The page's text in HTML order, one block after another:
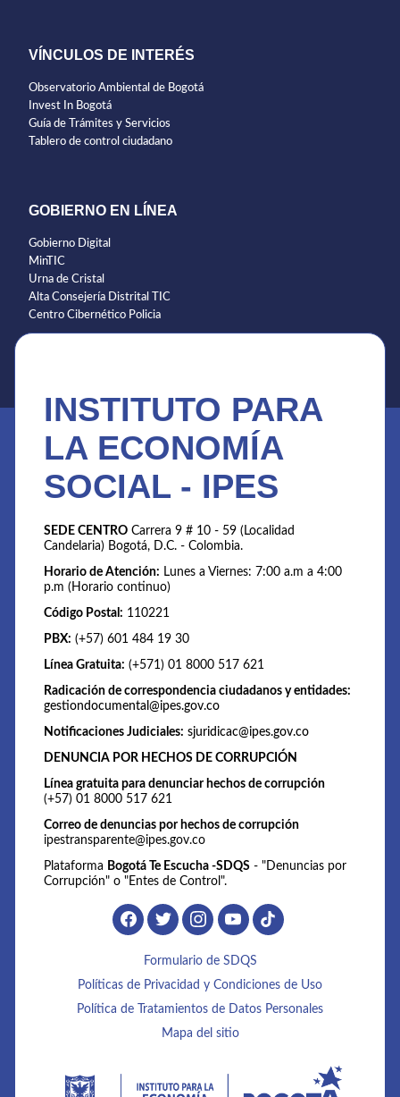
VÍNCULOS DE INTERÉS
Observatorio Ambiental de Bogotá
Invest In Bogotá
Guía de Trámites y Servicios
Tablero de control ciudadano
GOBIERNO EN LÍNEA
Gobierno Digital
MinTIC
Urna de Cristal
Alta Consejería Distrital TIC
Centro Cibernético Policia
INSTITUTO PARA
LA ECONOMÍA
SOCIAL - IPES
SEDE CENTRO Carrera 9 # 10 - 59 (Localidad
Candelaria) Bogotá, D.C. - Colombia.
Horario de Atención: Lunes a Viernes: 7:00 a.m a 4:00
p.m (Horario continuo)
Código Postal: 110221
PBX: (+57) 601 484 19 30
Línea Gratuita: (+571) 01 8000 517 621
Radicación de correspondencia ciudadanos y entidades:
gestiondocumental@ipes.gov.co
Notificaciones Judiciales: sjuridicac@ipes.gov.co
DENUNCIA POR HECHOS DE CORRUPCIÓN
Línea gratuita para denunciar hechos de corrupción
(+57) 01 8000 517 621
Correo de denuncias por hechos de corrupción
ipestransparente@ipes.gov.co
Plataforma Bogotá Te Escucha -SDQS - "Denuncias por
Corrupción" o "Entes de Control".
Formulario de SDQS
Políticas de Privacidad y Condiciones de Uso
Política de Tratamientos de Datos Personales
Mapa del sitio